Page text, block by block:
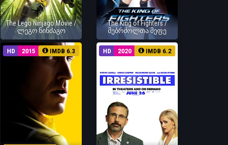
The Lego Ninjago Movie /
ლეგო ნინძაგო
The King of Fighters /
მებრძოლთა მეფე
HD 2015 IMDB 6.3 HD 2020 IMDB 6.2